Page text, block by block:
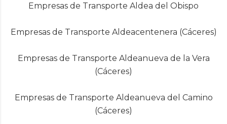
Empresas de Transporte Aldea del Obispo
Empresas de Transporte Aldeacentenera (Cáceres)
Empresas de Transporte Aldeanueva de la Vera
(Cáceres)
Empresas de Transporte Aldeanueva del Camino
(Cáceres)